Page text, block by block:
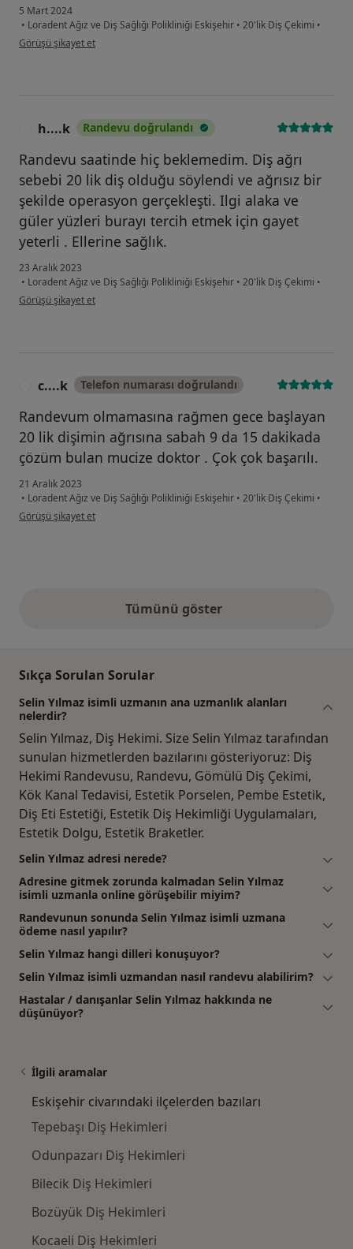
5 Mart 2024
• Loradent Ağız ve Diş Sağlığı Polikliniği Eskişehir • 20'lik Diş Çekimi •
kullanıcının görüşüne göre ye...ğ
Görüşü şikayet et
h....k Randevu doğrulandı
Randevu saatinde hiç beklemedim. Diş ağrı
sebebi 20 lik diş olduğu söylendi ve ağrısız bir
şekilde operasyon gerçekleşti. Ilgi alaka ve
güler yüzleri burayı tercih etmek için gayet
yeterli . Ellerine sağlık.
23 Aralık 2023
• Loradent Ağız ve Diş Sağlığı Polikliniği Eskişehir • 20'lik Diş Çekimi •
kullanıcının görüşüne göre h....k
Görüşü şikayet et
c....k Telefon numarası doğrulandı
Randevum olmamasına rağmen gece başlayan
20 lik dişimin ağrısına sabah 9 da 15 dakikada
çözüm bulan mucize doktor . Çok çok başarılı.
21 Aralık 2023
• Loradent Ağız ve Diş Sağlığı Polikliniği Eskişehir • 20'lik Diş Çekimi •
kullanıcının görüşüne göre c....k
Görüşü şikayet et
Tümünü gösteryukarıdaki görüşler
Sıkça Sorulan Sorular
Selin Yılmaz isimli uzmanın ana uzmanlık alanları
nelerdir?
Selin Yılmaz, Diş Hekimi. Size Selin Yılmaz tarafından
sunulan hizmetlerden bazılarını gösteriyoruz: Diş
Hekimi Randevusu, Randevu, Gömülü Diş Çekimi,
Kök Kanal Tedavisi, Estetik Porselen, Pembe Estetik,
Diş Eti Estetiği, Estetik Diş Hekimliği Uygulamaları,
Estetik Dolgu, Estetik Braketler.
Selin Yılmaz adresi nerede?
Adresine gitmek zorunda kalmadan Selin Yılmaz
isimli uzmanla online görüşebilir miyim?
Randevunun sonunda Selin Yılmaz isimli uzmana
ödeme nasıl yapılır?
Selin Yılmaz hangi dilleri konuşuyor?
Selin Yılmaz isimli uzmandan nasıl randevu alabilirim?
Hastalar / danışanlar Selin Yılmaz hakkında ne
düşünüyor?
İlgili aramalar
Eskişehir civarındaki ilçelerden bazıları
Tepebaşı Diş Hekimleri
Odunpazarı Diş Hekimleri
Bilecik Diş Hekimleri
Bozüyük Diş Hekimleri
Kocaeli Diş Hekimleri